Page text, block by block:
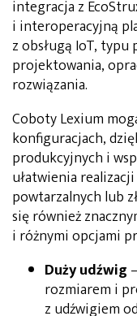
integracja z
i interoperacyjną
z obsługą IoT, typu
projektowania,
rozwiązania.
Coboty Lexium
konfiguracjach,
produkcyjnych i
ułatwienia
powtarzalnych lub
się również
i różnymi opcjami
Duży udźwig
rozmiarem i
z udźwigiem